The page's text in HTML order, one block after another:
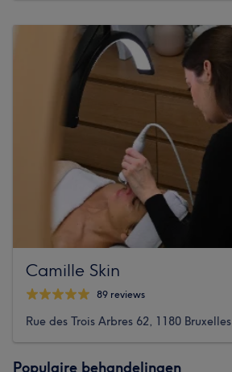
Camille Skin
89 reviews
Rue des Trois Arbres 62, 1180 Bruxelles
Populaire behandelingen